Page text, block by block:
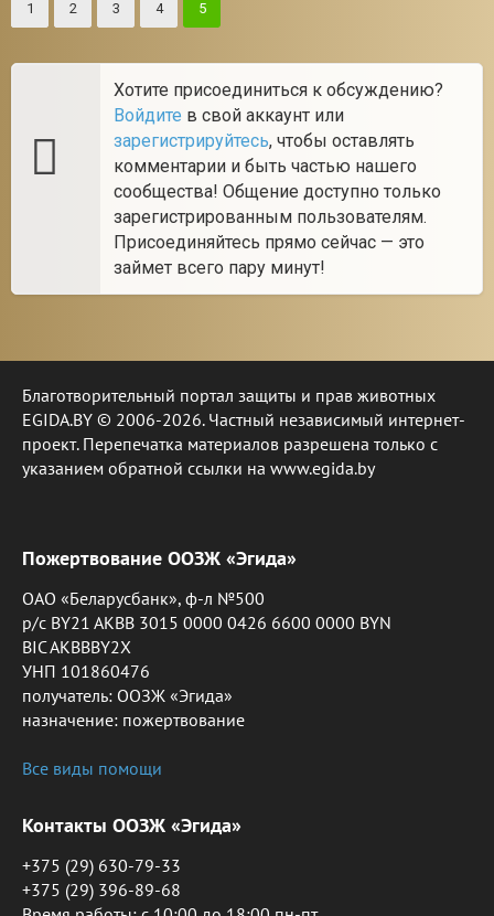
1 2 3 4 5
Хотите присоединиться к обсуждению?
Войдите в свой аккаунт или
зарегистрируйтесь, чтобы оставлять
комментарии и быть частью нашего
сообщества! Общение доступно только
зарегистрированным пользователям.
Присоединяйтесь прямо сейчас — это
займет всего пару минут!
Благотворительный портал защиты и прав животных
EGIDA.BY © 2006-2026. Частный независимый интернет-
проект. Перепечатка материалов разрешена только с
указанием обратной ссылки на www.egida.by
Пожертвование ООЗЖ «Эгида»
ОАО «Беларусбанк», ф-л №500
р/с BY21 AKBB 3015 0000 0426 6600 0000 BYN
BIC AKBBBY2X
УНП 101860476
получатель: ООЗЖ «Эгида»
назначение: пожертвование
Все виды помощи
Контакты ООЗЖ «Эгида»
+375 (29) 630-79-33
+375 (29) 396-89-68